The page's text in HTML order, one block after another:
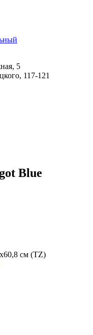
5
117-121
Blue
см (TZ)